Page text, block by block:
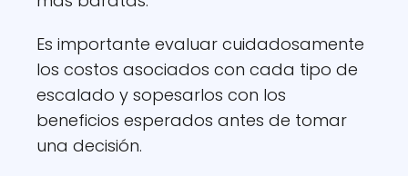
Es importante evaluar cuidadosamente
los costos asociados con cada tipo de
escalado y sopesarlos con los
beneficios esperados antes de tomar
una decisión.